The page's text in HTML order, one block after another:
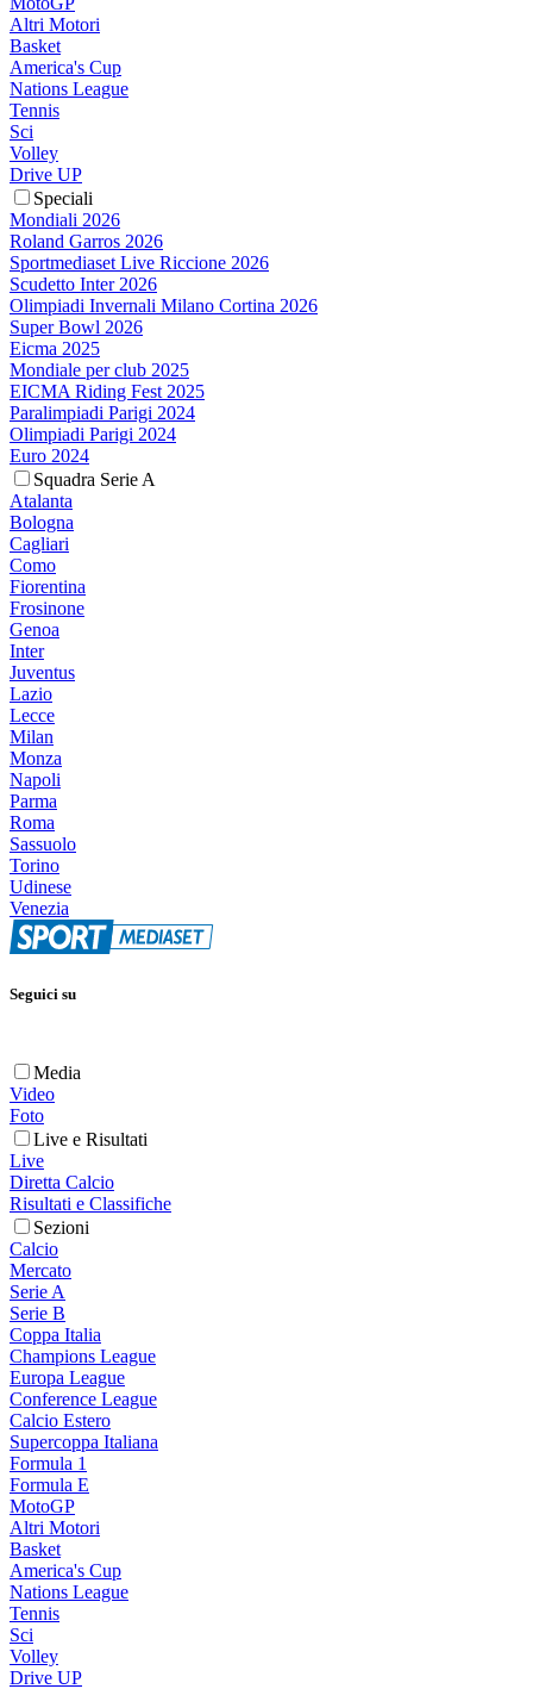
Altri Motori
Basket
America's Cup
Nations League
Tennis
Sci
Volley
Drive UP
Speciali
Mondiali 2026
Roland Garros 2026
Sportmediaset Live Riccione 2026
Scudetto Inter 2026
Olimpiadi Invernali Milano Cortina 2026
Super Bowl 2026
Eicma 2025
Mondiale per club 2025
EICMA Riding Fest 2025
Paralimpiadi Parigi 2024
Olimpiadi Parigi 2024
Euro 2024
Squadra Serie A
Atalanta
Bologna
Cagliari
Como
Fiorentina
Frosinone
Genoa
Inter
Juventus
Lazio
Lecce
Milan
Monza
Napoli
Parma
Roma
Sassuolo
Torino
Udinese
Venezia
Seguici su
Media
Video
Foto
Live e Risultati
Live
Diretta Calcio
Risultati e Classifiche
Sezioni
Calcio
Mercato
Serie A
Serie B
Coppa Italia
Champions League
Europa League
Conference League
Calcio Estero
Supercoppa Italiana
Formula 1
Formula E
MotoGP
Altri Motori
Basket
America's Cup
Nations League
Tennis
Sci
Volley
Drive UP